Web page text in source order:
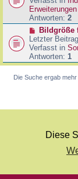
Diese
g
i
t
r
a
g
e
r
B
e
i
t
r
g
Erweiterungen
Antworten: 2
N
e
u
e
r
B
e
r
Bildgröße
Letzter
Verfasst in
Antworten: 1
Die Suche ergab